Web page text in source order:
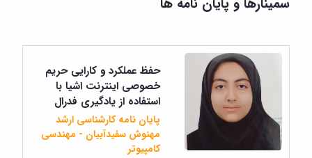
حفظ عملکرد و کارایی حریم
خصوصی اینترنت اشیا با
استفاده از یادگیری فدرال
پایان نامه کارشناسی ارشد
مهنوش سفیدآبیان - مهندسی
کامپیوتر